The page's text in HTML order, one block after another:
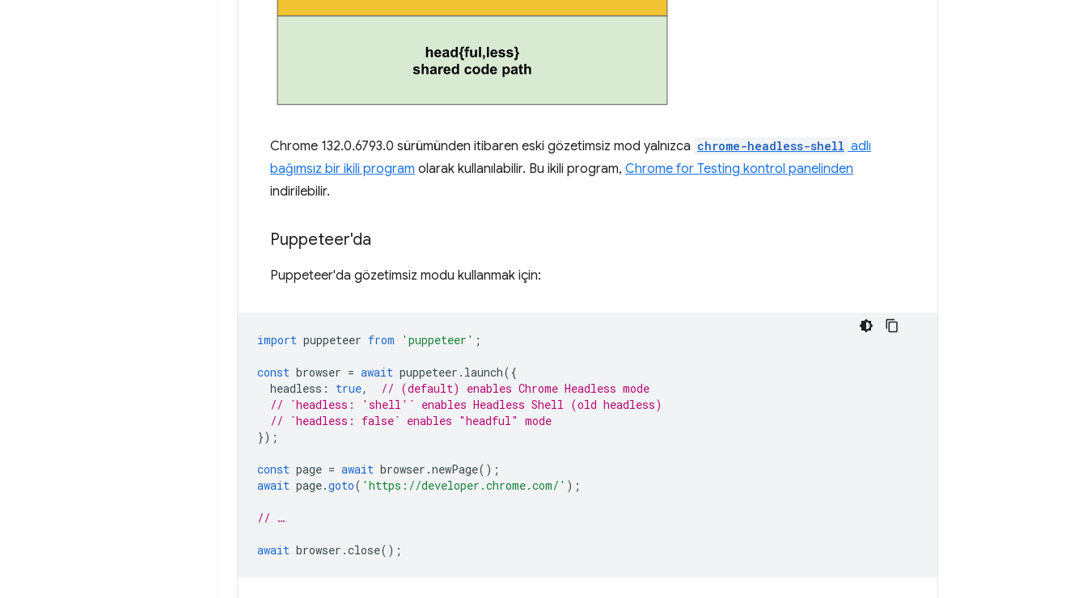
Chrome 132.0.6793.0 sürümünden itibaren eski gözetimsiz mod yalnızca chrome-headless-shell adlı
bağımsız bir ikili program olarak kullanılabilir. Bu ikili program, Chrome for Testing kontrol panelinden
indirilebilir.
Puppeteer'da
Puppeteer'da gözetimsiz modu kullanmak için:
import puppeteer from 'puppeteer' ;
const browser = await puppeteer . launch({
headless : true,
// (default) enables Chrome Headless mode
// `headless: 'shell'` enables Headless Shell (old headless)
// `headless: false` enables "headful" mode
});
const page = await browser .newPage();
await page.goto( 'https://developer.chrome.com/' );
// …
await browser .close();